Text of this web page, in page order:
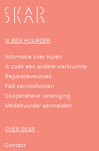
SKAR
IK BEN HUURDER
Informatie over huren
Ik zoek een andere werkruimte
Reparatieverzoek
FAQ servicekosten
Coöperatieve vereniging
Medehuurder aanmelden
OVER SKAR
Contact